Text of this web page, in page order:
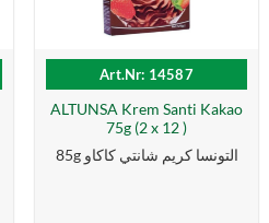
Art.Nr: 14587
ALTUNSA Krem Santi Kakao
75g (2 x 12 )
85g التونسا كریم شانتي كاكاو